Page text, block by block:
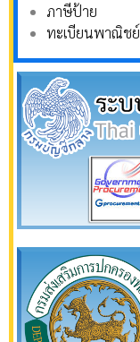
ภาษีป้าย
ทะเบียนพาณิชย์